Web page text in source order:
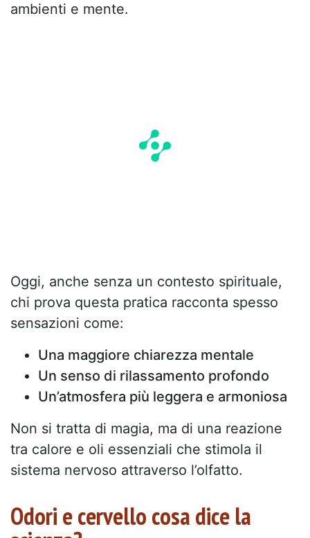
ambienti e mente.
Oggi, anche senza un contesto spirituale,
chi prova questa pratica racconta spesso
sensazioni come:
Una maggiore chiarezza mentale
Un senso di rilassamento profondo
Un’atmosfera più leggera e armoniosa
Non si tratta di magia, ma di una reazione
tra calore e oli essenziali che stimola il
sistema nervoso attraverso l’olfatto.
Odori e cervello cosa dice la